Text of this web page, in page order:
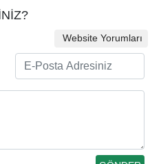
Website Yorumları